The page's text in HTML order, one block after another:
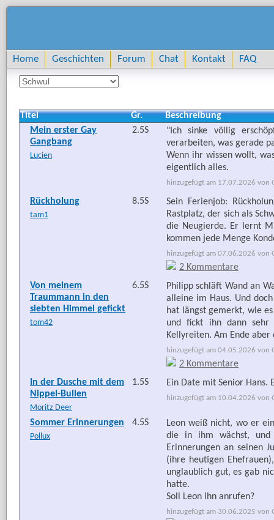
Home Geschichten Forum Chat Kontakt FAQ
Titel Gr.
Beschreibung
Mein erster Gay
Gangbang
Lucien
2.5S
"Ich sinke völlig
verarbeiten, was gerade
Wenn ihr wissen wollt,
eigentlich alles.
hinzugefügt am 17.07.2026 von
Rückholung
tam1
8.5S
Sein Ferienjob:
Rastplatz, der sich als
die Neugierde. Er lernt
kommen jede Menge
hinzugefügt am 07.06.2026 von
2 Kommentare
Von meinem
Traummann in den
siebten Himmel gefickt
tom42
6.5S
Philipp schläft Wand an
alleine im Haus. Und
hat längst gemerkt, wie
und fickt ihn dann
Kellyreiten. Am Ende
hinzugefügt am 04.05.2026 von
2 Kommentare
In der Dusche mit dem
Nippel-Bullen
Moritz Deer
1.5S Ein Date mit Senior
hinzugefügt am 10.04.2026 von
Sommer Erinnerungen
Pollux
4.5S
Leon weiß nicht, wo er
die in ihm wächst,
Erinnerungen an seinen
(ihre heutigen
unglaublich gut, es gab
hatte.
Soll Leon ihn anrufen?
hinzugefügt am 30.06.2025 von